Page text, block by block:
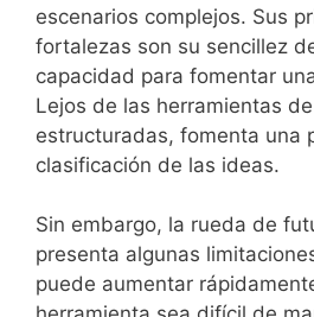
escenarios complejos. Sus
fortalezas son su sencillez
capacidad para fomentar
Lejos de las herramientas
estructuradas, fomenta una
clasificación de las ideas.
Sin embargo, la rueda de
presenta algunas
puede aumentar